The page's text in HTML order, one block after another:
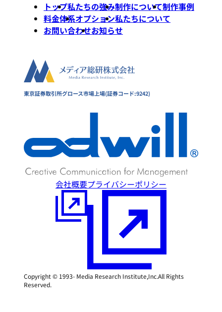
トップ私たちの強み制作について制作事例
料金体系オプション私たちについて
お問い合わせお知らせ
東京証券取引所グロース市場上場(証券コード:9242)
会社概要プライバシーポリシー
Copyright © 1993- Media Research Institute,Inc.All Rights
Reserved.